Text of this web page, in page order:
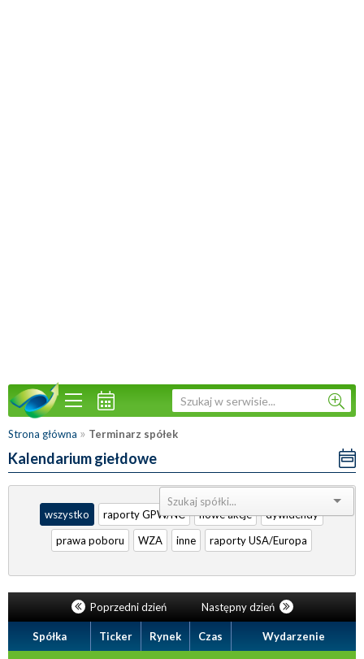
Strona główna » Terminarz spółek
Kalendarium giełdowe
Sortuj:
wszystko
raporty GPW/NC nowe akcje
dywidendy
prawa poboru
WZA inne raporty USA/Europa
Poprzedni dzień Następny dzień
Spółka Ticker Rynek Czas Wydarzenie